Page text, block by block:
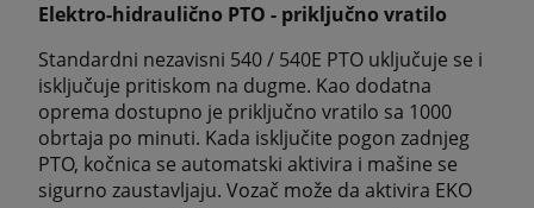
Elektro-hidraulično PTO - priključno vratilo
Standardni nezavisni 540 / 540E PTO uključuje se i
isključuje pritiskom na dugme. Kao dodatna
oprema dostupno je priključno vratilo sa 1000
obrtaja po minuti. Kada isključite pogon zadnjeg
PTO, kočnica se automatski aktivira i mašine se
sigurno zaustavljaju. Vozač može da aktivira EKO